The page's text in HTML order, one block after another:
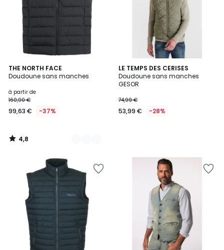
THE NORTH FACE
Doudoune sans manches
à partir de
160,00 €
99,63 € -37%
4,8
/ 5
2
Couleurs
4,8
/
LE TEMPS DES CERISES
Doudoune sans manches
GESOR
74,99 €
53,99 € -28%